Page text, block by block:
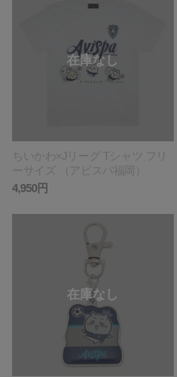
ちいかわ×Jリーグ Tシャツ フリ
ーサイズ （アビスパ福岡）
4,950円